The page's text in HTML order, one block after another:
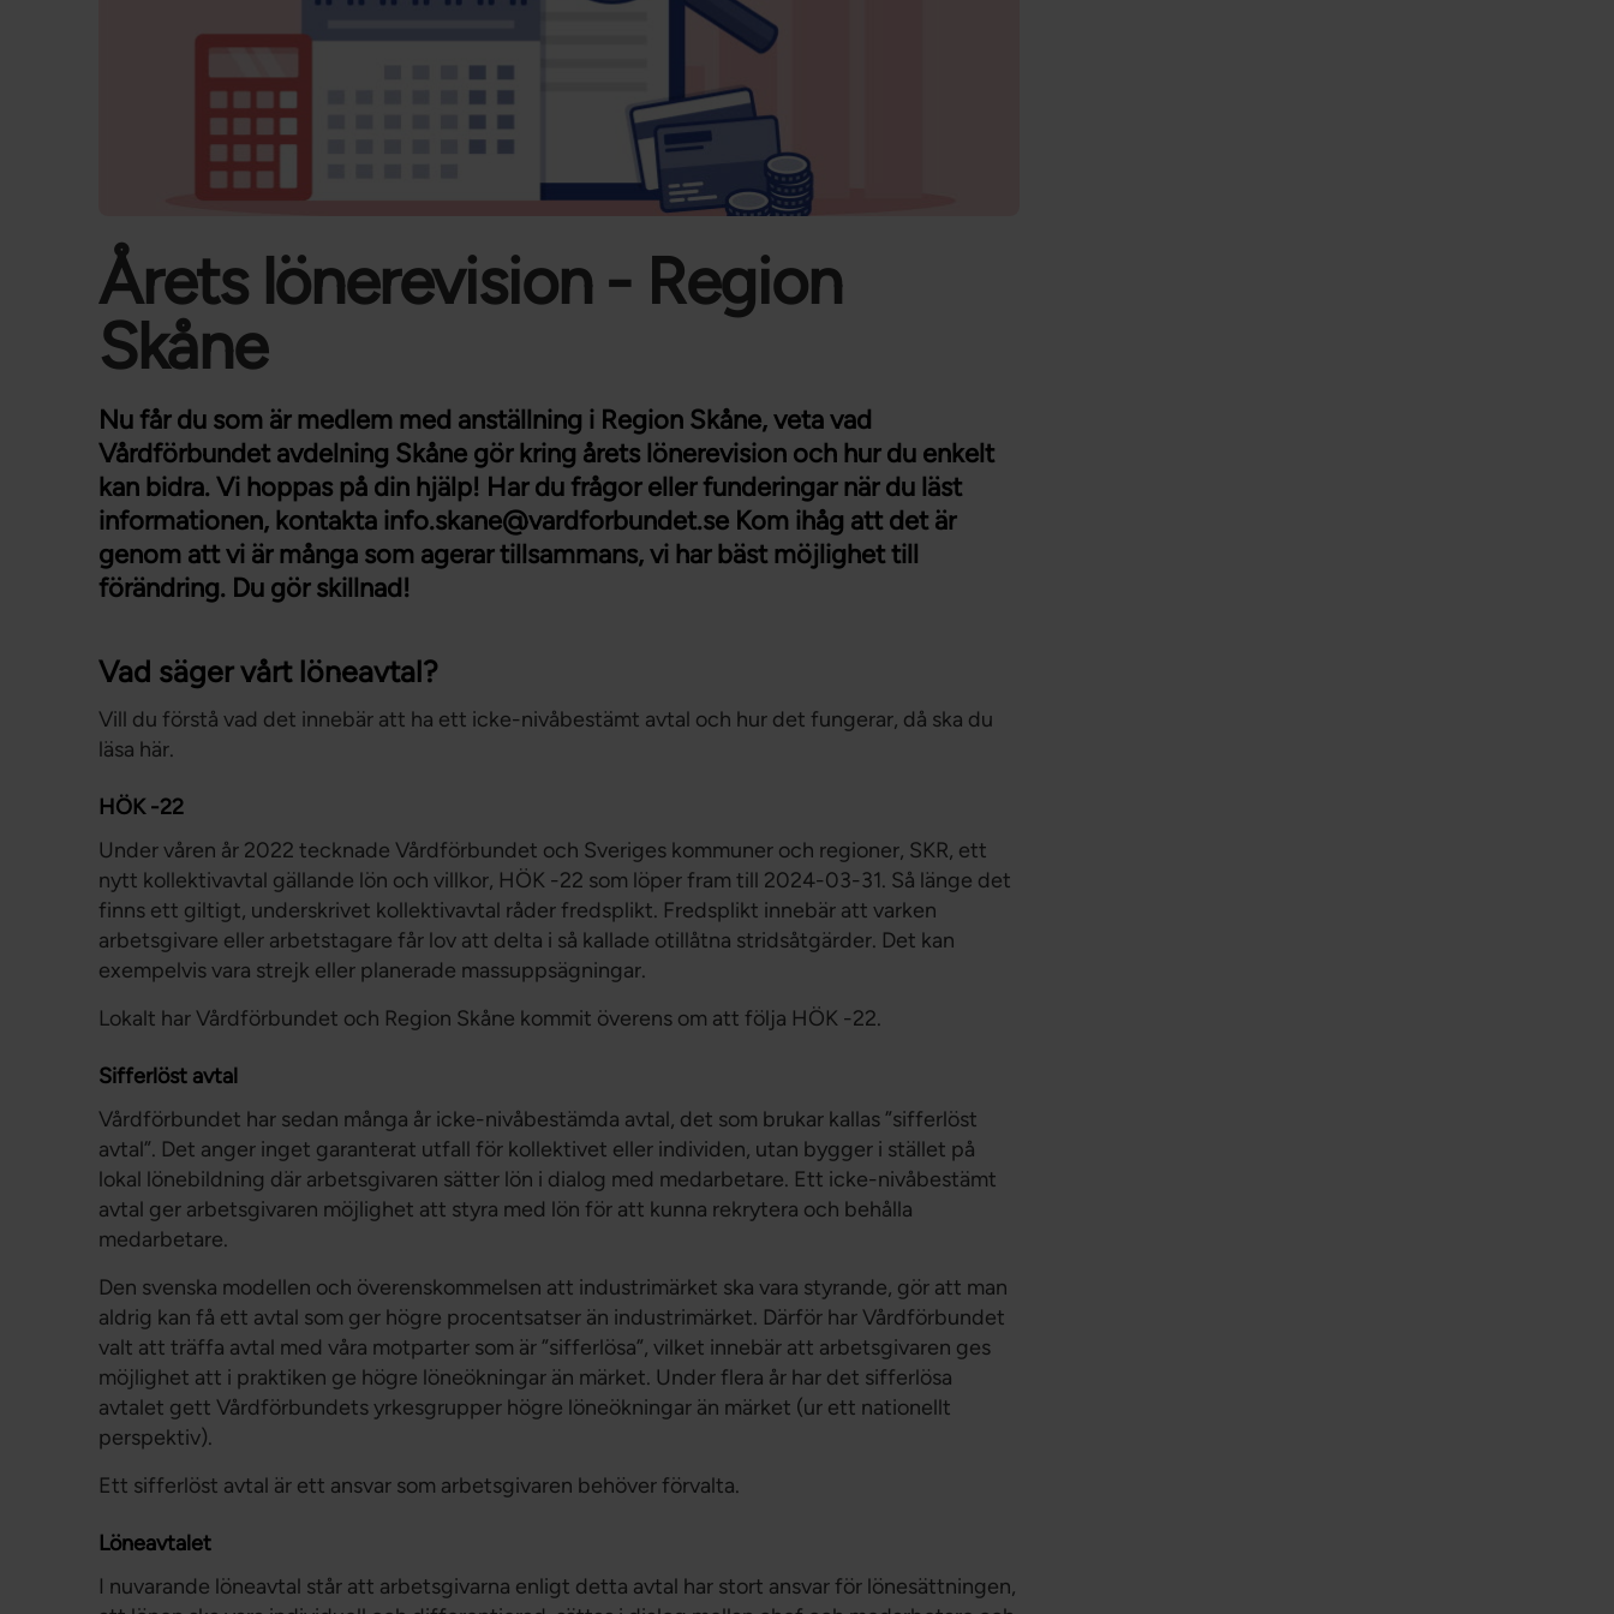
Förtroendevald
Årets lönerevision - Region
Skåne
Nu får du som är medlem med anställning i Region Skåne, veta vad
Vårdförbundet avdelning Skåne gör kring årets lönerevision och hur du enkelt
kan bidra. Vi hoppas på din hjälp! Har du frågor eller funderingar när du läst
informationen, kontakta info.skane@vardforbundet.se Kom ihåg att det är
genom att vi är många som agerar tillsammans, vi har bäst möjlighet till
förändring. Du gör skillnad!
Vad säger vårt löneavtal?
Vill du förstå vad det innebär att ha ett icke-nivåbestämt avtal och hur det fungerar, då ska du
läsa här.
HÖK -22
Under våren år 2022 tecknade Vårdförbundet och Sveriges kommuner och regioner, SKR, ett
nytt kollektivavtal gällande lön och villkor, HÖK -22 som löper fram till 2024-03-31. Så länge det
finns ett giltigt, underskrivet kollektivavtal råder fredsplikt. Fredsplikt innebär att varken
arbetsgivare eller arbetstagare får lov att delta i så kallade otillåtna stridsåtgärder. Det kan
exempelvis vara strejk eller planerade massuppsägningar.
Lokalt har Vårdförbundet och Region Skåne kommit överens om att följa HÖK -22.
Sifferlöst avtal
Vårdförbundet har sedan många år icke-nivåbestämda avtal, det som brukar kallas ”sifferlöst
avtal”. Det anger inget garanterat utfall för kollektivet eller individen, utan bygger i stället på
lokal lönebildning där arbetsgivaren sätter lön i dialog med medarbetare. Ett icke-nivåbestämt
avtal ger arbetsgivaren möjlighet att styra med lön för att kunna rekrytera och behålla
medarbetare.
Den svenska modellen och överenskommelsen att industrimärket ska vara styrande, gör att man
aldrig kan få ett avtal som ger högre procentsatser än industrimärket. Därför har Vårdförbundet
valt att träffa avtal med våra motparter som är ”sifferlösa”, vilket innebär att arbetsgivaren ges
möjlighet att i praktiken ge högre löneökningar än märket. Under flera år har det sifferlösa
avtalet gett Vårdförbundets yrkesgrupper högre löneökningar än märket (ur ett nationellt
perspektiv).
Ett sifferlöst avtal är ett ansvar som arbetsgivaren behöver förvalta.
Löneavtalet
I nuvarande löneavtal står att arbetsgivarna enligt detta avtal har stort ansvar för lönesättningen,